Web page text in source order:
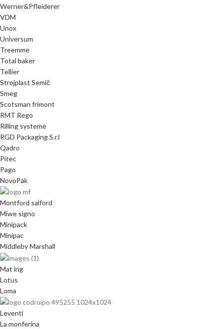
Werner&Pfleiderer
VDM
Unox
Universum
Treemme
Total baker
Tellier
Strojplast Semič
Smeg
Scotsman frimont
RMT Rego
Rilling systeme
RGD Packaging S.r.l
Qadro
Pitec
Pago
NovoPak
Montford salford
Miwe signo
Minipack
Minipac
Middleby Marshall
Mat ing
Lotus
Loma
Leventi
La monferina